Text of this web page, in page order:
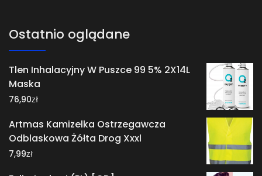
Ostatnio oglądane
Tlen Inhalacyjny W Puszce 99 5% 2X14L
Maska
76,90zł
Artmas Kamizelka Ostrzegawcza
Odblaskowa Żółta Drog Xxxl
7,99zł